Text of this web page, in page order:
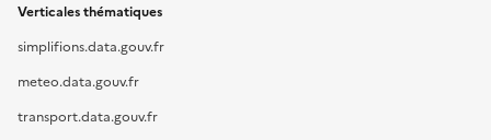
Verticales thématiques
simplifions.data.gouv.fr
meteo.data.gouv.fr
transport.data.gouv.fr